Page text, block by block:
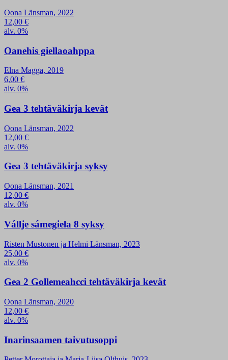
Oona Länsman, 2022
12,00 €
alv. 0%
Oanehis giellaoahppa
Elna Magga, 2019
6,00 €
alv. 0%
Gea 3 tehtäväkirja kevät
Oona Länsman, 2022
12,00 €
alv. 0%
Gea 3 tehtäväkirja syksy
Oona Länsman, 2021
12,00 €
alv. 0%
Vállje sámegiela 8 syksy
Risten Mustonen ja Helmi Länsman, 2023
25,00 €
alv. 0%
Gea 2 Gollemeahcci tehtäväkirja kevät
Oona Länsman, 2020
12,00 €
alv. 0%
Inarinsaamen taivutusoppi